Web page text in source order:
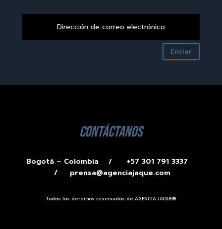
Enviar
contáctanos
Bogotá – Colombia /
+57 301 791 3337
/ prensa@agenciajaque.com
Todos los derechos reservados de AGENCIA JAQUE®